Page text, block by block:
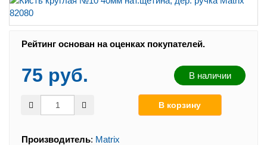
Рейтинг основан на оценках покупателей.
75 руб. В наличии
Производитель: Matrix